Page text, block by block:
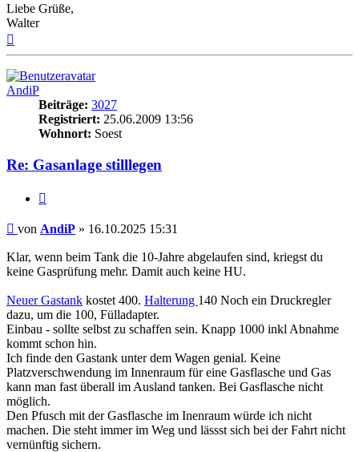
Liebe Grüße,
Walter
AndiP
Beiträge: 3027
Registriert: 25.06.2009 13:56
Wohnort: Soest
Re: Gasanlage stilllegen
Beitrag
von AndiP » 16.10.2025 15:31
Klar, wenn beim Tank die 10-Jahre abgelaufen sind, kriegst du
keine Gasprüfung mehr. Damit auch keine HU.
Neuer Gastank kostet 400. Halterung 140 Noch ein Druckregler
dazu, um die 100, Fülladapter.
Einbau - sollte selbst zu schaffen sein. Knapp 1000 inkl Abnahme
kommt schon hin.
Ich finde den Gastank unter dem Wagen genial. Keine
Platzverschwendung im Innenraum für eine Gasflasche und Gas
kann man fast überall im Ausland tanken. Bei Gasflasche nicht
möglich.
Den Pfusch mit der Gasflasche im Inenraum würde ich nicht
machen. Die steht immer im Weg und lässst sich bei der Fahrt nicht
vernünftig sichern.